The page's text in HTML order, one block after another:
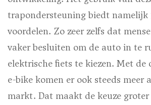
trapondersteuning biedt namelijk
voordelen. Zo zeer zelfs dat
vaker besluiten om de auto in te
elektrische fiets te kiezen. Met de
e-bike komen er ook steeds meer
markt. Dat maakt de keuze